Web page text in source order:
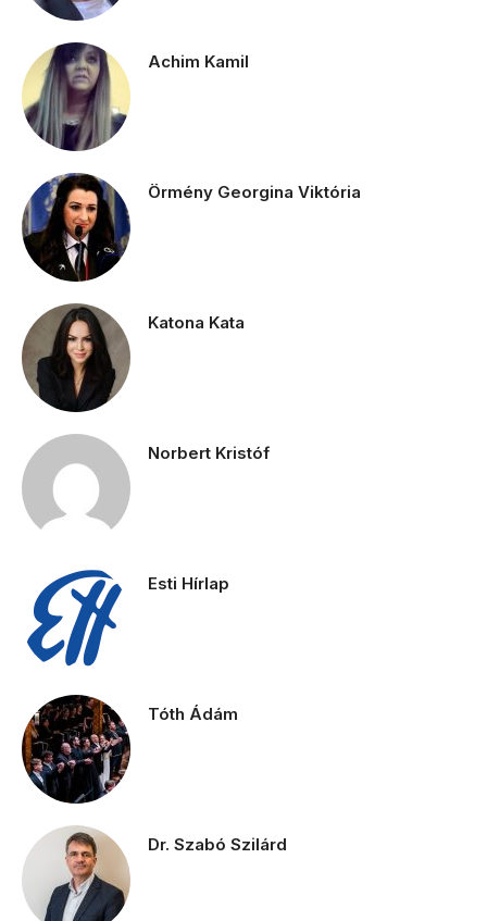
Achim Kamil
Örmény Georgina Viktória
Katona Kata
Norbert Kristóf
Esti Hírlap
Tóth Ádám
Dr. Szabó Szilárd